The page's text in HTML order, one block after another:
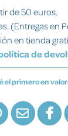
de 50 euros.
(Entregas en
en tienda
de
el primero en